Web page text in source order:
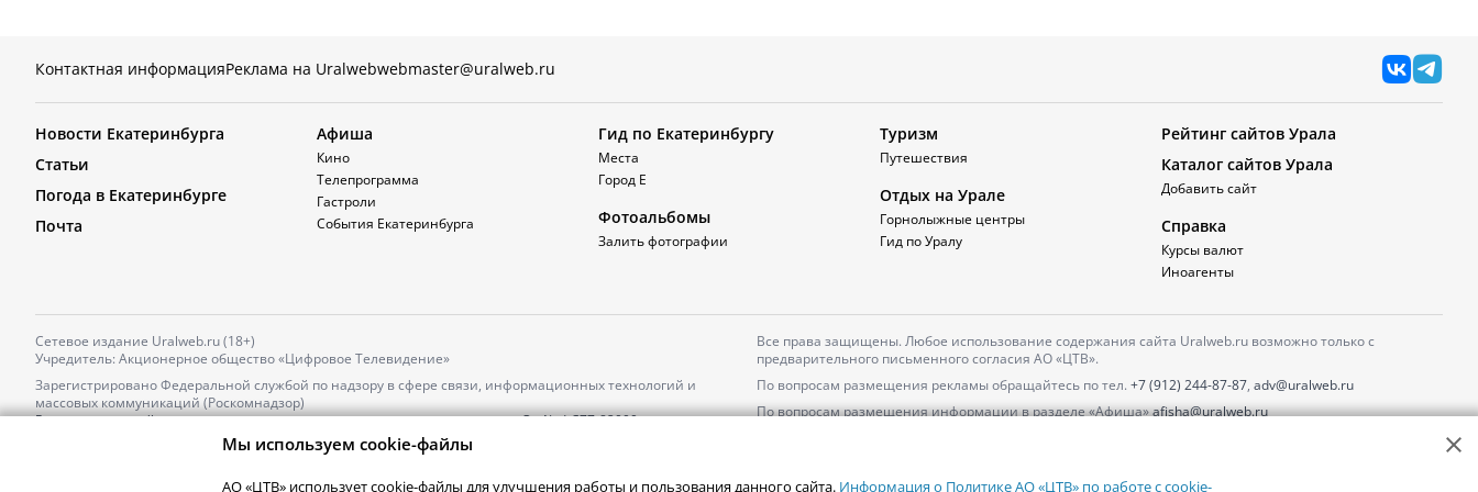
Контактная информацияРеклама на Uralwebwebmaster@uralweb.ru
Новости Екатеринбурга
Статьи
Погода в Екатеринбурге
Почта
Афиша
Кино
Телепрограмма
Гастроли
События Екатеринбурга
Гид по Екатеринбургу
Места
Город Е
Фотоальбомы
Залить фотографии
Туризм
Путешествия
Отдых на Урале
Горнолыжные центры
Гид по Уралу
Рейтинг сайтов Урала
Каталог сайтов Урала
Добавить сайт
Справка
Курсы валют
Иноагенты
Сетевое издание Uralweb.ru (18+)
Учредитель: Акционерное общество «Цифровое Телевидение»
Зарегистрировано Федеральной службой по надзору в сфере связи, информационных технологий и
массовых коммуникаций (Роскомнадзор)
Регистрационный номер и дата принятия решения о регистрации: серияЭл № ФС77-82000
+7 (912) 244-87-87,
Все права защищены. Любое использование содержания сайта Uralweb.ru возможно только с
предварительного письменного согласия АО «ЦТВ».
По вопросам размещения рекламы обращайтесь по тел. +7 (912) 244-87-87, adv@uralweb.ru
По вопросам размещения информации в разделе «Афиша»afisha@uralweb.ru
Мы используем cookie-файлы
АО «ЦТВ» использует cookie-файлы для улучшения работы и пользования данного сайта. Информация о Политике АО «ЦТВ» по работе с cookie-